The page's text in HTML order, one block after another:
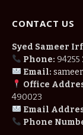
CONTACT US
Syed Sameer
Phone: 94255
Email:
Office
490023
Email
Phone